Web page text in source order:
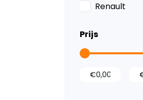
allesdragers
Tussenwanden
Renault
Prijs